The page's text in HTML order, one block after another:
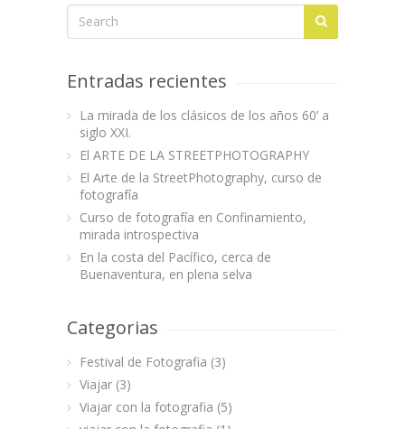
Entradas recientes
La mirada de los clásicos de los años 60’ a
siglo XXI.
El ARTE DE LA STREETPHOTOGRAPHY
El Arte de la StreetPhotography, curso de
fotografía
Curso de fotografía en Confinamiento,
mirada introspectiva
En la costa del Pacífico, cerca de
Buenaventura, en plena selva
Categorias
Festival de Fotografia (3)
Viajar (3)
Viajar con la fotografia (5)